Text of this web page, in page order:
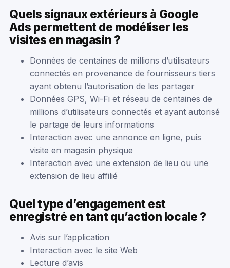
Quels signaux extérieurs à Google
Ads permettent de modéliser les
visites en magasin ?
Données de centaines de millions d’utilisateurs
connectés en provenance de fournisseurs tiers
ayant obtenu l’autorisation de les partager
Données GPS, Wi-Fi et réseau de centaines de
millions d’utilisateurs connectés et ayant autorisé
le partage de leurs informations
Interaction avec une annonce en ligne, puis
visite en magasin physique
Interaction avec une extension de lieu ou une
extension de lieu affilié
Quel type d’engagement est
enregistré en tant qu’action locale ?
Avis sur l’application
Interaction avec le site Web
Lecture d’avis